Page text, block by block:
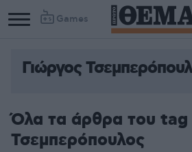
Games
Γιώργος
Όλα τα άρθρα του tag
Τσεμπερόπουλος